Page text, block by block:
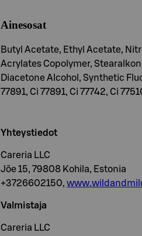
Ainesosat
Butyl Acetate, Ethyl Acetate,
Acrylates Copolymer,
Diacetone Alcohol, Synthetic
77891, Ci 77891, Ci 77742, Ci
Yhteystiedot
Careria LLC
Jõe 15, 79808 Kohila, Estonia
+3726602150,
Valmistaja
Careria LLC